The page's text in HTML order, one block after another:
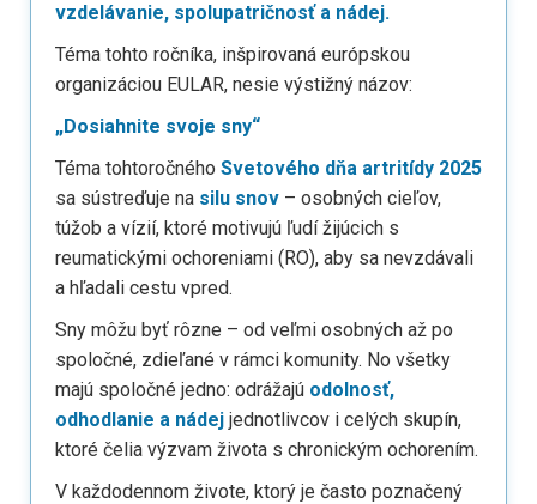
vzdelávanie, spolupatričnosť a nádej.
Téma tohto ročníka, inšpirovaná európskou
organizáciou EULAR, nesie výstižný názov:
„Dosiahnite svoje sny“
Téma tohtoročného Svetového dňa artritídy 2025
sa sústreďuje na silu snov – osobných cieľov,
túžob a vízií, ktoré motivujú ľudí žijúcich s
reumatickými ochoreniami (RO), aby sa nevzdávali
a hľadali cestu vpred.
Sny môžu byť rôzne – od veľmi osobných až po
spoločné, zdieľané v rámci komunity. No všetky
majú spoločné jedno: odrážajú odolnosť,
odhodlanie a nádej jednotlivcov i celých skupín,
ktoré čelia výzvam života s chronickým ochorením.
V každodennom živote, ktorý je často poznačený